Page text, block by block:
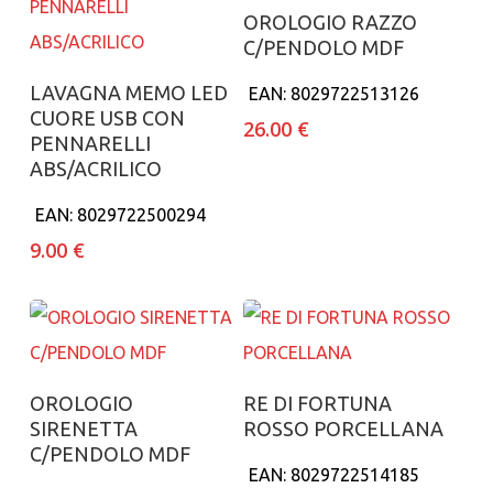
Aggiungi al carrello
LAVAGNA MEMO LED
CUORE USB CON
PENNARELLI
ABS/ACRILICO
EAN: 8029722500294
9.00 €
Aggiungi al carrello
OROLOGIO RAZZO
C/PENDOLO MDF
EAN: 8029722513126
26.00 €
Aggiungi al carrello
OROLOGIO
SIRENETTA
C/PENDOLO MDF
Aggiungi al carrello
RE DI FORTUNA
ROSSO PORCELLANA
EAN: 8029722514185